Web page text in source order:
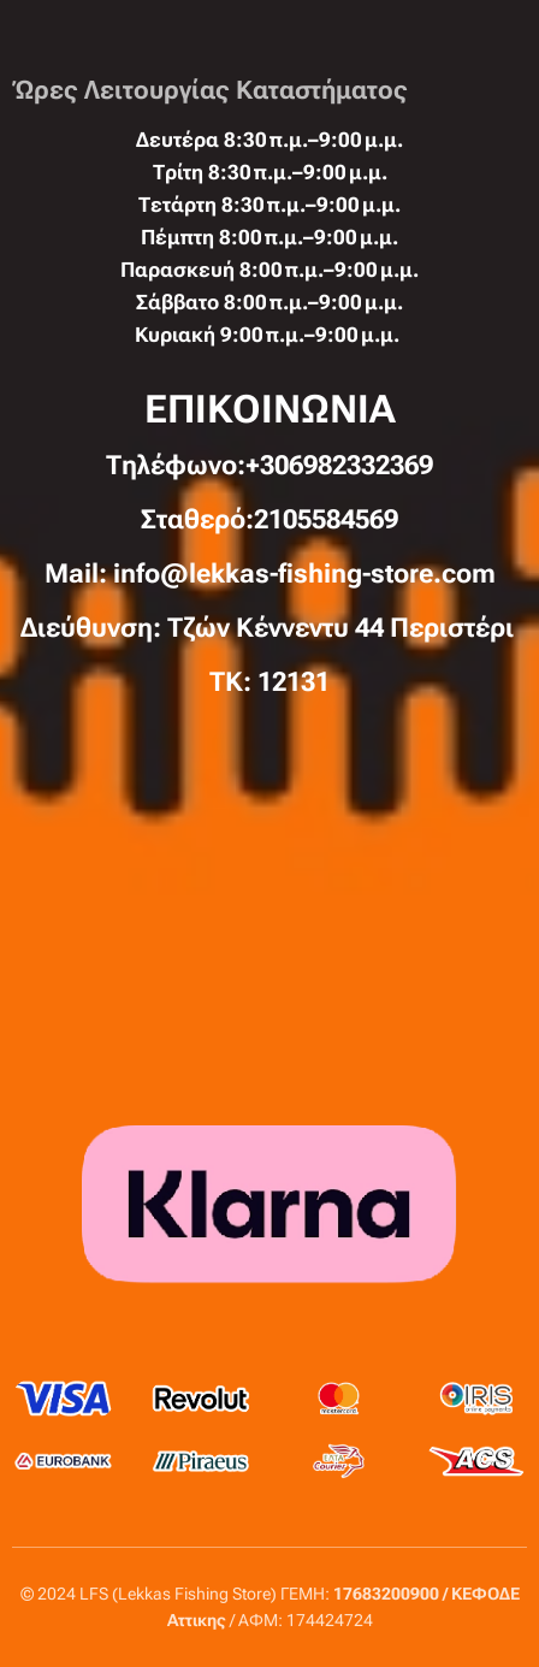
Ώρες Λειτουργίας Καταστήματος
Δευτέρα 8:30 π.μ.–9:00 μ.μ.
Τρίτη 8:30 π.μ.–9:00 μ.μ.
Τετάρτη 8:30 π.μ.–9:00 μ.μ.
Πέμπτη 8:00 π.μ.–9:00 μ.μ.
Παρασκευή 8:00 π.μ.–9:00 μ.μ.
Σάββατο 8:00 π.μ.–9:00 μ.μ.
Κυριακή 9:00 π.μ.–9:00 μ.μ.
ΕΠΙΚΟΙΝΩΝΙΑ
Τηλέφωνo:+306982332369
Σταθερό:2105584569
Mail: info@lekkas-fishing-store.com
Διεύθυνση: Τζών Κέννεντυ 44 Περιστέρι
TK: 12131
© 2024 LFS (Lekkas Fishing Store) ΓΕΜΗ: 17683200900 / ΚΕΦΟΔΕ
Αττικης/ ΑΦΜ: 174424724